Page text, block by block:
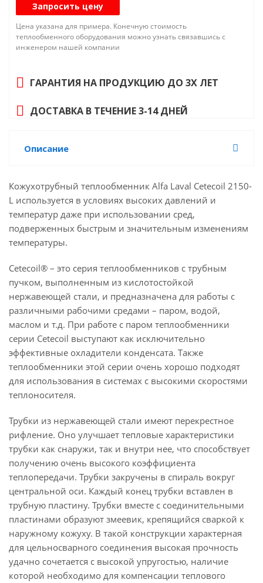
Запросить цену
Цена указана для примера. Конечную стоимость
теплообменного оборудования можно узнать связавшись с
инженером нашей компании
ГАРАНТИЯ НА ПРОДУКЦИЮ ДО 3Х ЛЕТ
ДОСТАВКА В ТЕЧЕНИЕ 3-14 ДНЕЙ
Описание
Кожухотрубный теплообменник Alfa Laval Cetecoil 2150-
L используется в условиях высоких давлений и
температур даже при использовании сред,
подверженных быстрым и значительным изменениям
температуры.
Cetecoil® – это серия теплообменников с трубным
пучком, выполненным из кислотостойкой
нержавеющей стали, и предназначена для работы с
различными рабочими средами – паром, водой,
маслом и т.д. При работе с паром теплообменники
серии Cetecoil выступают как исключительно
эффективные охладители конденсата. Также
теплообменники этой серии очень хорошо подходят
для использования в системах с высокими скоростями
теплоносителя.
Трубки из нержавеющей стали имеют перекрестное
рифление. Оно улучшает тепловые характеристики
трубки как снаружи, так и внутри нее, что способствует
получению очень высокого коэффициента
теплопередачи. Трубки закручены в спираль вокруг
центральной оси. Каждый конец трубки вставлен в
трубную пластину. Трубки вместе с соединительными
пластинами образуют змеевик, крепящийся сваркой к
наружному кожуху. В такой конструкции характерная
для цельносварного соединения высокая прочность
удачно сочетается с высокой упругостью, наличие
которой необходимо для компенсации теплового